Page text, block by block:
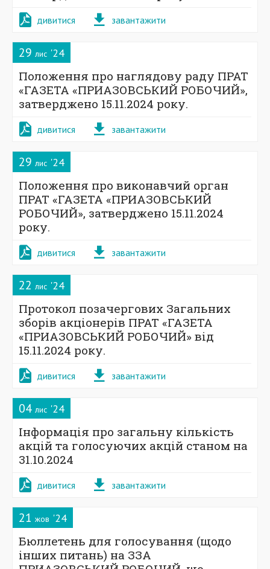
дивитися завантажити
29 лис '24
Положення про наглядову раду ПРАТ
«ГАЗЕТА «ПРИАЗОВСЬКИЙ РОБОЧИЙ»,
затверджено 15.11.2024 року.
дивитися завантажити
29 лис '24
Положення про виконавчий орган
ПРАТ «ГАЗЕТА «ПРИАЗОВСЬКИЙ
РОБОЧИЙ», затверджено 15.11.2024
року.
дивитися завантажити
22 лис '24
Протокол позачергових Загальних
зборів акціонерів ПРАТ «ГАЗЕТА
«ПРИАЗОВСЬКИЙ РОБОЧИЙ» від
15.11.2024 року.
дивитися завантажити
04 лис '24
Інформація про загальну кількість
акцій та голосуючих акцій станом на
31.10.2024
дивитися завантажити
21 жов '24
Бюллетень для голосування (щодо
інших питань) на ЗЗА